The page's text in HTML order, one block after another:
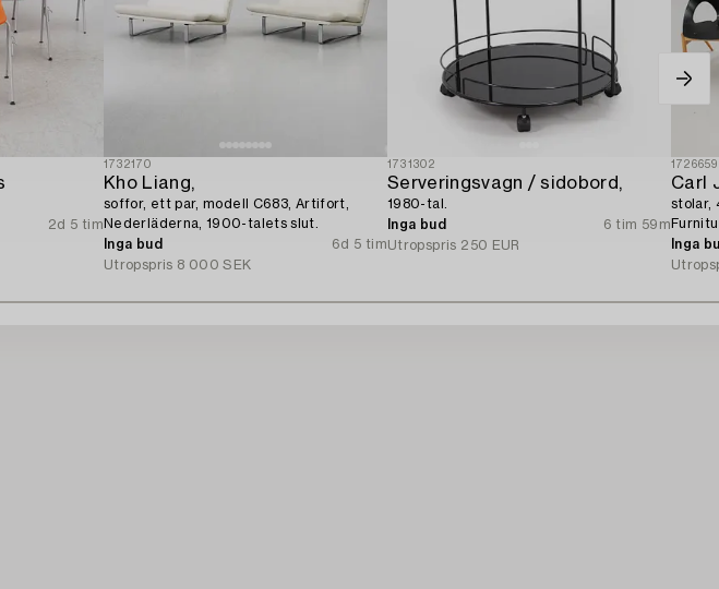
2d 5 tim
1732170
Kho Liang,
soffor, ett par, modell C683, Artifort,
Nederläderna, 1900-talets slut.
Inga bud
6d 5 tim
Utropspris 8 000 SEK
1731302
Serveringsvagn / sidobord,
1980-tal.
Inga bud
6 tim 59m
Utropspris 250 EUR
1726659
Carl
stolar,
Inga